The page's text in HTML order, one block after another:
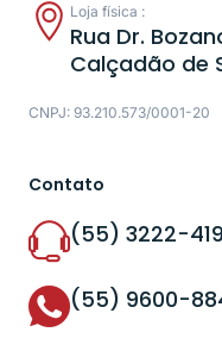
Loja física :
Rua Dr.
Calçadão de
CNPJ: 93.210.573/0001-20
Contato
(55) 3222-
(55) 9600-